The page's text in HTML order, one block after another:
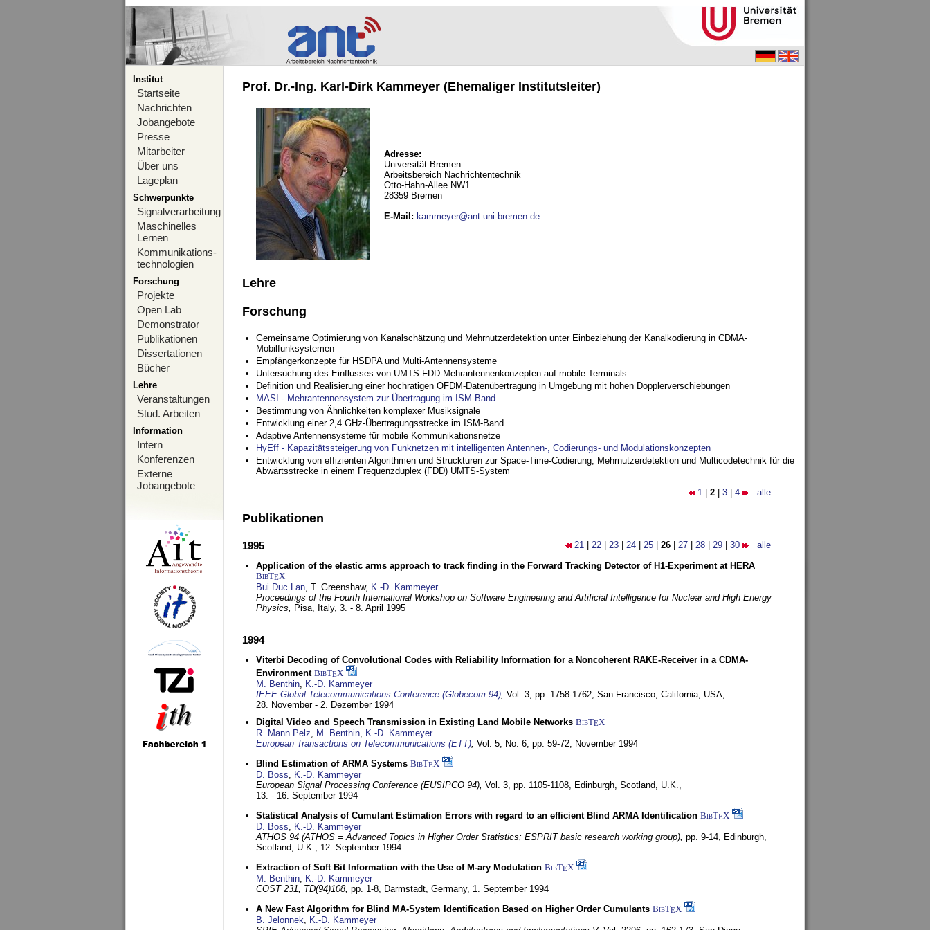
Institut
Startseite
Nachrichten
Jobangebote
Presse
Mitarbeiter
Über uns
Lageplan
Schwerpunkte
Signalverarbeitung
Maschinelles
Lernen
Kommunikations-
technologien
Forschung
Projekte
Open Lab
Demonstrator
Publikationen
Dissertationen
Bücher
Lehre
Veranstaltungen
Stud. Arbeiten
Information
Intern
Konferenzen
Externe
Jobangebote
Prof. Dr.-Ing. Karl-Dirk Kammeyer (Ehemaliger Institutsleiter)
Adresse:
Universität Bremen
Arbeitsbereich Nachrichtentechnik
Otto-Hahn-Allee NW1
28359 Bremen
E-Mail : kammeyer@ant.uni-bremen.de
Lehre
Forschung
Gemeinsame Optimierung von Kanalschätzung und Mehrnutzerdetektion unter Einbeziehung der Kanalkodierung in CDMA-
Mobilfunksystemen
Empfängerkonzepte für HSDPA und Multi-Antennensysteme
Untersuchung des Einflusses von UMTS-FDD-Mehrantennenkonzepten auf mobile Terminals
Definition und Realisierung einer hochratigen OFDM-Datenübertragung in Umgebung mit hohen Dopplerverschiebungen
MASI - Mehrantennensystem zur Übertragung im ISM-Band
Bestimmung von Ähnlichkeiten komplexer Musiksignale
Entwicklung einer 2,4 GHz-Übertragungsstrecke im ISM-Band
Adaptive Antennensysteme für mobile Kommunikationsnetze
HyEff - Kapazitätssteigerung von Funknetzen mit intelligenten Antennen-, Codierungs- und Modulationskonzepten
Entwicklung von effizienten Algorithmen und Struckturen zur Space-Time-Codierung, Mehrnutzerdetektion und Multicodetechnik für die
Abwärtsstrecke in einem Frequenzduplex (FDD) UMTS-System
1 2 3 4 alle
Publikationen
21 22 23 24 25 26 27 28 29 30 alle
1995
Application of the elastic arms approach to track finding in the Forward Tracking Detector of H1-Experiment at HERA
BibTEX
Bui Duc Lan, T. Greenshaw, K.-D. Kammeyer
Proceedings of the Fourth International Workshop on Software Engineering and Artificial Intelligence for Nuclear and High Energy
Physics, Pisa, Italy, 3. - 8. April 1995
1994
Viterbi Decoding of Convolutional Codes with Reliability Information for a Noncoherent RAKE-Receiver in a CDMA-
Environment BibTEX
M. Benthin, K.-D. Kammeyer
IEEE Global Telecommunications Conference (Globecom 94), Vol. 3, pp. 1758-1762, San Francisco, California, USA,
28. November - 2. Dezember 1994
Digital Video and Speech Transmission in Existing Land Mobile Networks BibTEX
R. Mann Pelz, M. Benthin, K.-D. Kammeyer
European Transactions on Telecommunications (ETT), Vol. 5, No. 6, pp. 59-72, November 1994
Blind Estimation of ARMA Systems BibTEX
D. Boss, K.-D. Kammeyer
European Signal Processing Conference (EUSIPCO 94), Vol. 3, pp. 1105-1108, Edinburgh, Scotland, U.K.,
13. - 16. September 1994
Statistical Analysis of Cumulant Estimation Errors with regard to an efficient Blind ARMA Identification BibTEX
D. Boss, K.-D. Kammeyer
ATHOS 94 (ATHOS = Advanced Topics in Higher Order Statistics; ESPRIT basic research working group), pp. 9-14, Edinburgh,
Scotland, U.K., 12. September 1994
Extraction of Soft Bit Information with the Use of M-ary Modulation BibTEX
M. Benthin, K.-D. Kammeyer
COST 231, TD(94)108, pp. 1-8, Darmstadt, Germany, 1. September 1994
A New Fast Algorithm for Blind MA-System Identification Based on Higher Order Cumulants BibTEX
B. Jelonnek, K.-D. Kammeyer